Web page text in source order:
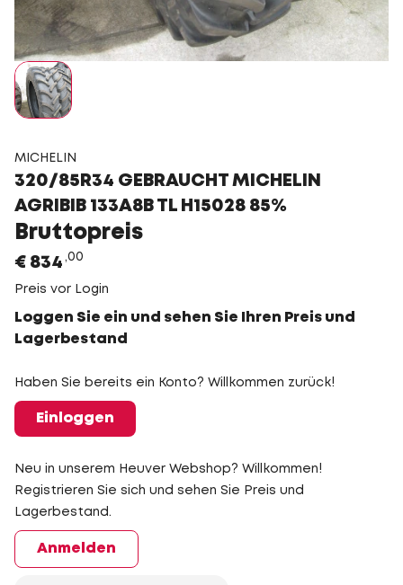
MICHELIN
320/85R34 GEBRAUCHT MICHELIN
AGRIBIB 133A8B TL H15028 85%
Bruttopreis
€ 834 00
Preis vor Login
Loggen Sie ein und sehen Sie Ihren Preis und
Lagerbestand
Haben Sie bereits ein Konto? Willkommen zurück!
Einloggen
Neu in unserem Heuver Webshop? Willkommen!
Registrieren Sie sich und sehen Sie Preis und
Lagerbestand.
Anmelden